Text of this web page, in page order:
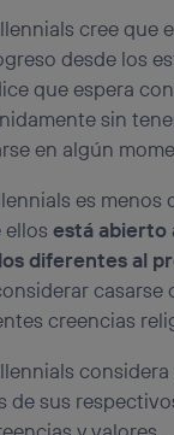
cree que
desde los
que espera
sin
en algún
es menos
ellosestá abierto
diferentes al
casarse
creencias
de sus